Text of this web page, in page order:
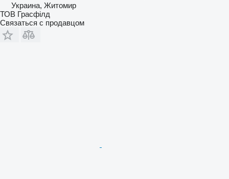
Украина, Житомир
ТОВ Грасфілд
Связаться с продавцом